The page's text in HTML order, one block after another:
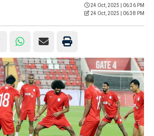
24 Oct, 2025 | 06:36 PM
24 Oct, 2025 | 06:38 PM